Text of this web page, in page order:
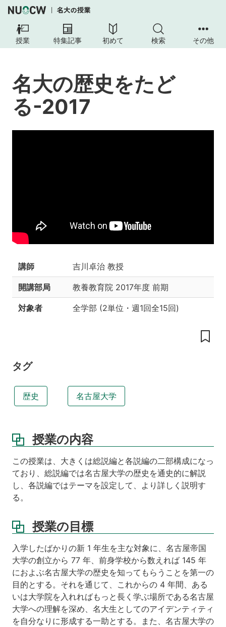
授業 特集記事 初めて 検索 その他
の
る-2017
目
標
参
に
ペ
ー
績
評
名大の歴史をたど
る-2017
講師 吉川卓治 教授
開講部局 教養教育院 2017年度 前期
対象者 全学部 (2単位 ・ 週1回全15回)
タグ
歴史 名古屋大学
授業の内容
この授業は、大きくは総説編と各説編の二部構成になっ
ており、総説編では名古屋大学の歴史を通史的に解説
し、各説編ではテーマを設定して、より詳しく説明す
る。
授業の目標
入学したばかりの新 1 年生を主な対象に、名古屋帝国
大学の創立から 77 年、前身学校から数えれば 145 年
におよぶ名古屋大学の歴史を知ってもらうことを第一の
目的とする。それを通じて、これからの 4 年間、ある
いは大学院を入れればもっと長く学ぶ場所である名古屋
大学への理解を深め、名大生としてのアイデンティティ
を自分なりに形成する一助とする。また、名古屋大学の